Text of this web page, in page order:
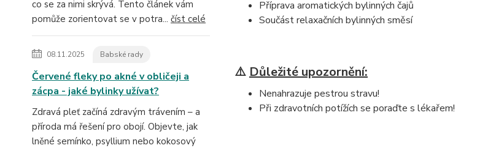
co se za nimi skrývá. Tento článek vám
pomůže zorientovat se v potra... číst celé
08.11.2025 Babské rady
Červené fleky po akné v obličeji a
zácpa - jaké bylinky užívat?
Zdravá pleť začíná zdravým trávením – a
příroda má řešení pro obojí. Objevte, jak
lněné semínko, psyllium nebo kokosový
Příprava aromatických bylinných čajů
Součást relaxačních bylinných směsí
⚠️ Důležité upozornění:
Nenahrazuje pestrou stravu!
Při zdravotních potížích se poraďte s lékařem!